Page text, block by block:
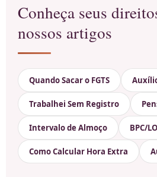
Conheça seus
nossos artigos
Quando Sacar o FGTS
Trabalhei Sem Registro
Intervalo de Almoço BPC/
Como Calcular Hora Extra